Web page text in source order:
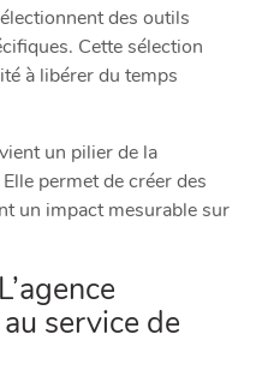
des outils
Cette sélection
à libérer du temps
un pilier de la
permet de créer des
un impact mesurable sur
service de